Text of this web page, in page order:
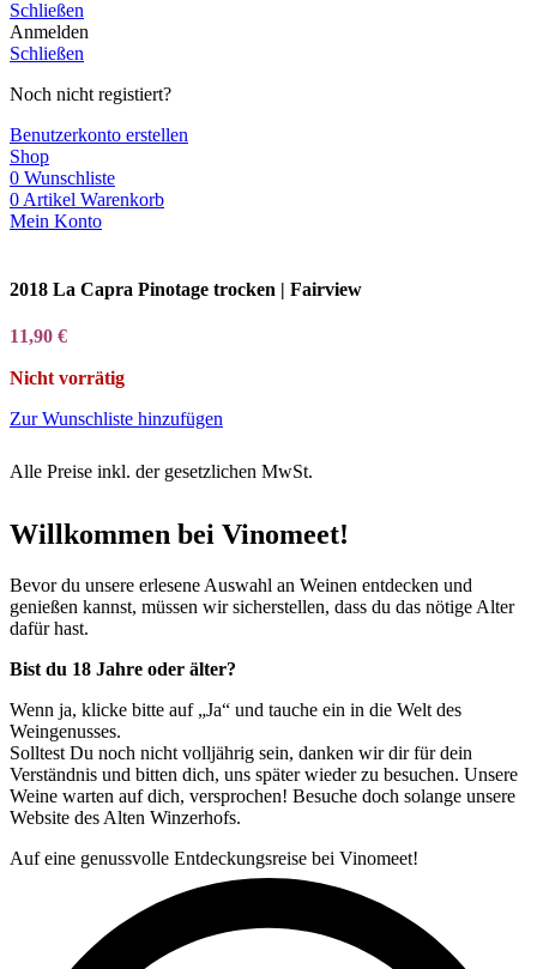
Schließen
Anmelden
Schließen
Noch nicht registiert?
Benutzerkonto erstellen
Shop
0 Wunschliste
0 Artikel Warenkorb
Mein Konto
2018 La Capra Pinotage trocken | Fairview
11,90 €
Nicht vorrätig
Zur Wunschliste hinzufügen
Alle Preise inkl. der gesetzlichen MwSt.
Willkommen bei Vinomeet!
Bevor du unsere erlesene Auswahl an Weinen entdecken und
genießen kannst, müssen wir sicherstellen, dass du das nötige Alter
dafür hast.
Bist du 18 Jahre oder älter?
Wenn ja, klicke bitte auf „Ja“ und tauche ein in die Welt des
Weingenusses.
Solltest Du noch nicht volljährig sein, danken wir dir für dein
Verständnis und bitten dich, uns später wieder zu besuchen. Unsere
Weine warten auf dich, versprochen! Besuche doch solange unsere
Website des Alten Winzerhofs.
Auf eine genussvolle Entdeckungsreise bei Vinomeet!